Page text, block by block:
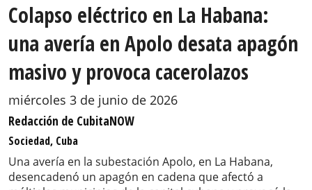
Colapso eléctrico en La Habana:
una avería en Apolo desata apagón
masivo y provoca cacerolazos
miércoles 3 de junio de 2026
Redacción de CubitaNOW
Sociedad, Cuba
Una avería en la subestación Apolo, en La Habana,
desencadenó un apagón en cadena que afectó a